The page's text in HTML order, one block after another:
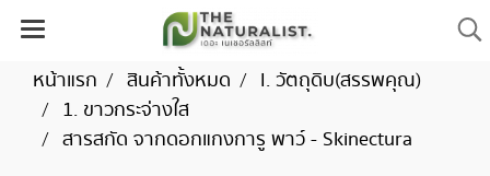
หน้าแรก สินค้าทั้งหมด
I. วัตถุดิบ(สรรพคุณ)
1. ขาวกระจ่างใส
สารสกัด จากดอกแกงการู พาว์ - Skinectura